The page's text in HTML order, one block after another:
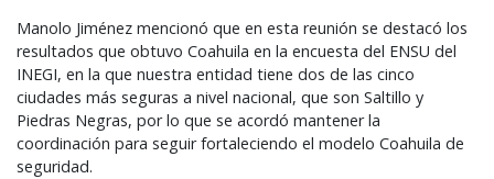
Manolo Jiménez mencionó que en esta reunión se destacó los
resultados que obtuvo Coahuila en la encuesta del ENSU del
INEGI, en la que nuestra entidad tiene dos de las cinco
ciudades más seguras a nivel nacional, que son Saltillo y
Piedras Negras, por lo que se acordó mantener la
coordinación para seguir fortaleciendo el modelo Coahuila de
seguridad.